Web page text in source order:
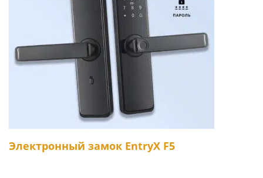
Электронный замок EntryX F5